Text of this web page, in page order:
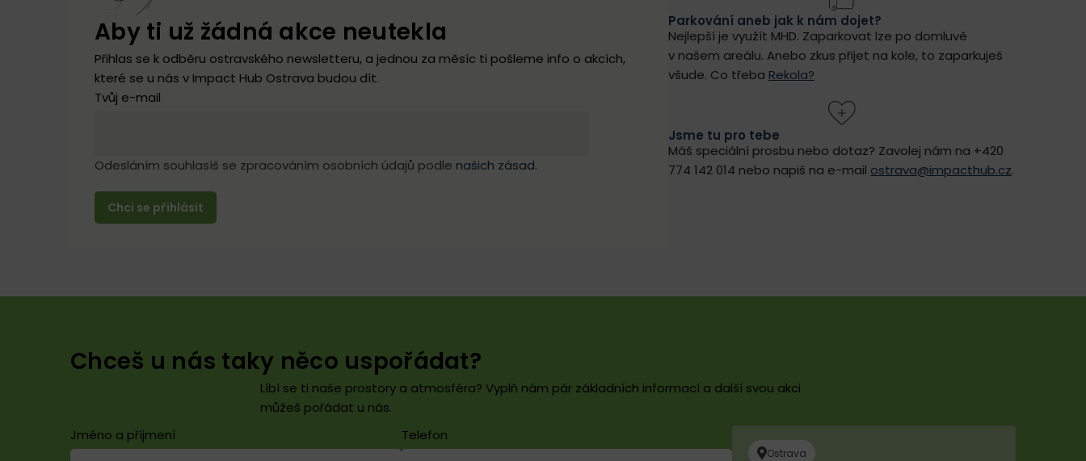
Aby ti už žádná akce neutekla
Přihlas se k odběru ostravského newsletteru, a jednou za měsíc ti pošleme info o akcích,
které se u nás v Impact Hub Ostrava budou dít.
Tvůj e-mail
Odesláním souhlasíš se zpracováním osobních údajů podle našich zásad.
Parkování aneb jak k nám dojet?
Nejlepší je využít MHD. Zaparkovat lze po domluvě
v našem areálu. Anebo zkus přijet na kole, to zaparkuješ
všude. Co třeba Rekola?
Jsme tu pro tebe
Máš speciální prosbu nebo dotaz? Zavolej nám na +420
774 142 014 nebo napiš na e-mail ostrava@impacthub.cz.
Chceš u nás taky něco uspořádat?
Líbí se ti naše prostory a atmosféra? Vyplň nám pár základních informací a další svou akci
můžeš pořádat u nás.
Jméno a příjmení
Telefon
Ostrava